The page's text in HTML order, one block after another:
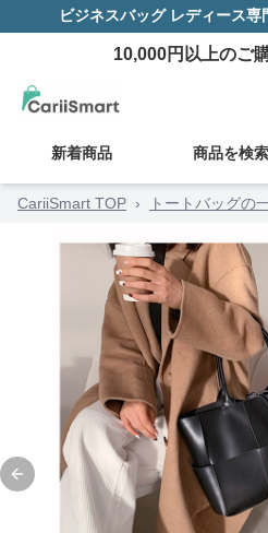
ビジネスバッグ レディース専
10,000円以上のご
新着商品 商品を検索
CariiSmart TOP › トートバッグの
Previous slide